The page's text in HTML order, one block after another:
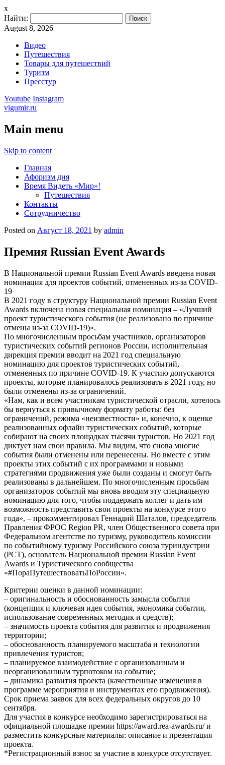
x
Найти:
August 8, 2026
Видео
Путешествия
Товары для путешествий
Туризм
Пресстур
Youtube Instagram
vigumir.ru
Main menu
Skip to content
Главная
Афоризм дня
Время Видеть «Мир»!
Путешествия
Контакты
Сотрудничество
Posted on Август 18, 2021 by admin
Премия Russian Event Awards
В Национальной премии Russian Event Awards введена новая
номинация для проектов событий, отмененных из-за COVID-
19
В 2021 году в структуру Национальной премии Russian Event
Awards включена новая специальная номинация – «Лучший
проект туристического события (не реализовано по причине
отмены из-за COVID-19)».
По многочисленным просьбам участников, организаторов
туристических событий регионов России, исполнительная
дирекция премии вводит на 2021 год специальную
номинацию для проектов туристических событий,
отмененных по причине COVID-19. К участию допускаются
проекты, которые планировалось реализовать в 2021 году, но
были отменены из-за ограничений.
«Нам, как и всем участникам туристической отрасли, хотелось
бы вернуться к привычному формату работы: без
ограничений, режима «неизвестности» и, конечно, к оценке
реализованных офлайн туристических событий, которые
собирают на своих площадках тысячи туристов. Но 2021 год
диктует нам свои правила. Мы видим, что снова многие
события были отменены или перенесены. Но вместе с этим
проекты этих событий с их программами и новыми
стратегиями продвижения уже были созданы и смогут быть
реализованы в дальнейшем. По многочисленным просьбам
организаторов событий мы вновь вводим эту специальную
номинацию для того, чтобы поддержать коллег и дать им
возможность представить свои проекты на конкурсе этого
года», – прокомментировал Геннадий Шаталов, председатель
Правления ФРОС Region PR, член Общественного совета при
Федеральном агентстве по туризму, руководитель комиссии
по событийному туризму Российского союза туриндустрии
(РСТ), основатель Национальной премии Russian Event
Awards и Туристического сообщества
«#ПораПутешествоватьПоРоссии».
Критерии оценки в данной номинации:
– оригинальность и обоснованность замысла события
(концепция и ключевая идея события, экономика события,
использование современных методик и средств);
– значимость проекта события для развития и продвижения
территории;
– обоснованность планируемого масштаба и технологии
привлечения туристов;
– планируемое взаимодействие с организованным и
неорганизованным турпотоком на событие;
– динамика развития проекта (качественные изменения в
программе мероприятия и инструментах его продвижения).
Срок приема заявок для всех федеральных округов до 10
сентября.
Для участия в конкурсе необходимо зарегистрироваться на
официальной площадке премии https://award.rea-awards.ru/ и
разместить конкурсные материалы: описание и презентация
проекта.
*Регистрационный взнос за участие в конкурсе отсутствует.